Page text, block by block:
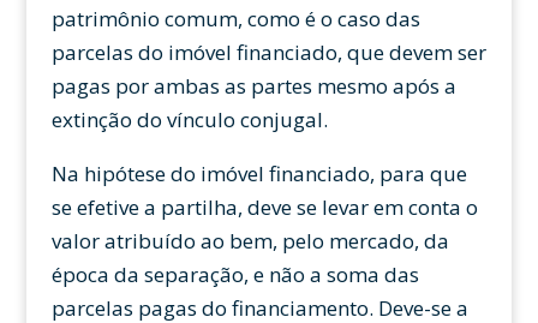
patrimônio comum, como é o caso das
parcelas do imóvel financiado, que devem ser
pagas por ambas as partes mesmo após a
extinção do vínculo conjugal.
Na hipótese do imóvel financiado, para que
se efetive a partilha, deve se levar em conta o
valor atribuído ao bem, pelo mercado, da
época da separação, e não a soma das
parcelas pagas do financiamento. Deve-se a